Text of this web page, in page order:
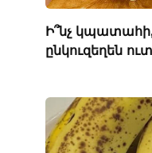
Ի՞նչ
ընկուզեղեն